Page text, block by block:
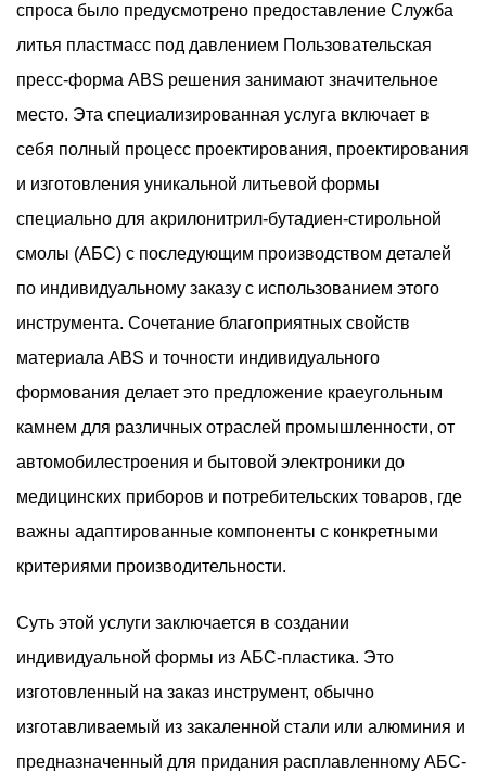
спроса было предусмотрено предоставление Служба
литья пластмасс под давлением Пользовательская
пресс-форма ABS решения занимают значительное
место. Эта специализированная услуга включает в
себя полный процесс проектирования, проектирования
и изготовления уникальной литьевой формы
специально для акрилонитрил-бутадиен-стирольной
смолы (АБС) с последующим производством деталей
по индивидуальному заказу с использованием этого
инструмента. Сочетание благоприятных свойств
материала ABS и точности индивидуального
формования делает это предложение краеугольным
камнем для различных отраслей промышленности, от
автомобилестроения и бытовой электроники до
медицинских приборов и потребительских товаров, где
важны адаптированные компоненты с конкретными
критериями производительности.
Суть этой услуги заключается в создании
индивидуальной формы из АБС-пластика. Это
изготовленный на заказ инструмент, обычно
изготавливаемый из закаленной стали или алюминия и
предназначенный для придания расплавленному АБС-